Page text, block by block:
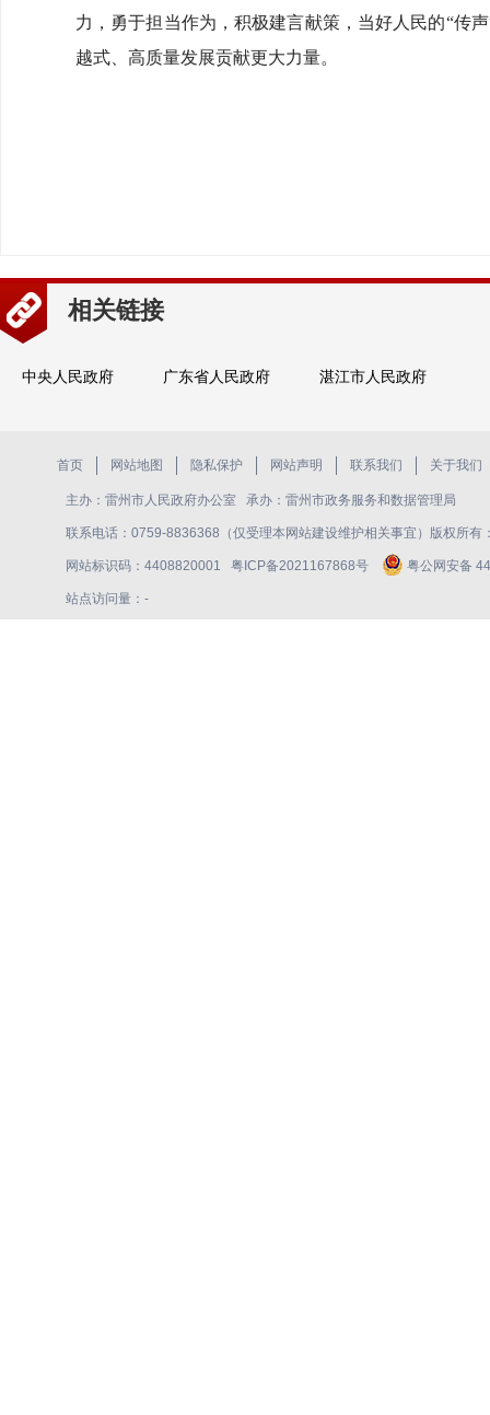
力，勇于担当作为，积极建言献策，当好人民的“传
越式、高质量发展贡献更大力量。
相关链接
中央人民政府 广东省人民政府 湛江市人民政府
首页 网站地图 隐私保护 网站声明 联系我们 关于我们
主办：雷州市人民政府办公室 承办：雷州市政务服务和数据管理局
联系电话：0759-8836368（仅受理本网站建设维护相关事宜）版权所有
网站标识码：4408820001 粤ICP备2021167868号 粤公网安备
站点访问量： -